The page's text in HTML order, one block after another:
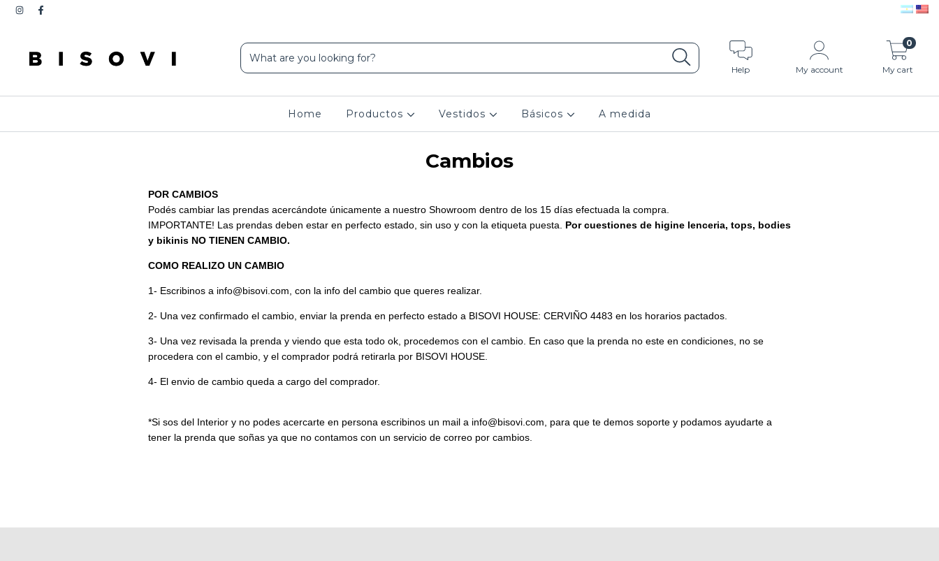
Help My account My cart
0
Home Productos Vestidos Básicos A medida
Cambios
POR CAMBIOS
Podés cambiar las prendas acercándote únicamente a nuestro Showroom dentro de los 15 días efectuada la compra.
IMPORTANTE! Las prendas deben estar en perfecto estado, sin uso y con la etiqueta puesta. Por cuestiones de higine lenceria, tops, bodies
y bikinis NO TIENEN CAMBIO.
COMO REALIZO UN CAMBIO
1- Escribinos a info@bisovi.com, con la info del cambio que queres realizar.
2- Una vez confirmado el cambio, enviar la prenda en perfecto estado a BISOVI HOUSE: CERVIÑO 4483 en los horarios pactados.
3- Una vez revisada la prenda y viendo que esta todo ok, procedemos con el cambio. En caso que la prenda no este en condiciones, no se
procedera con el cambio, y el comprador podrá retirarla por BISOVI HOUSE.
4- El envio de cambio queda a cargo del comprador.
*Si sos del Interior y no podes acercarte en persona escribinos un mail a info@bisovi.com, para que te demos soporte y podamos ayudarte a
tener la prenda que soñas ya que no contamos con un servicio de correo por cambios.